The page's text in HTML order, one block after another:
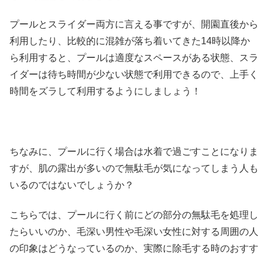
プールとスライダー両方に言える事ですが、開園直後から
利用したり、比較的に混雑が落ち着いてきた14時以降か
ら利用すると、プールは適度なスペースがある状態、スラ
イダーは待ち時間が少ない状態で利用できるので、上手く
時間をズラして利用するようにしましょう！
ちなみに、プールに行く場合は水着で過ごすことになりま
すが、肌の露出が多いので無駄毛が気になってしまう人も
いるのではないでしょうか？
こちらでは、プールに行く前にどの部分の無駄毛を処理し
たらいいのか、毛深い男性や毛深い女性に対する周囲の人
の印象はどうなっているのか、実際に除毛する時のおすす